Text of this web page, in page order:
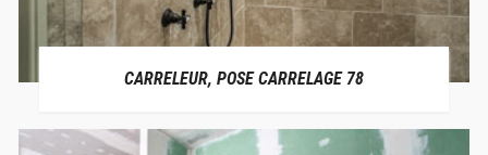
CARRELEUR, POSE CARRELAGE 78